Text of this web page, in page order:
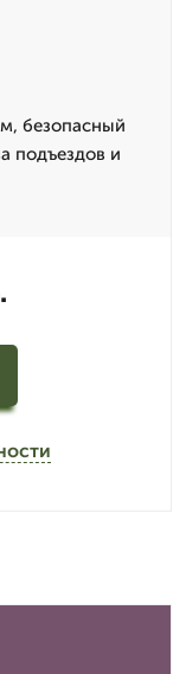
безопасный
подъездов и